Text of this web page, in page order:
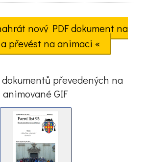
nový PDF dokument na
a převést na animaci «
dokumentů převedených na
animované GIF